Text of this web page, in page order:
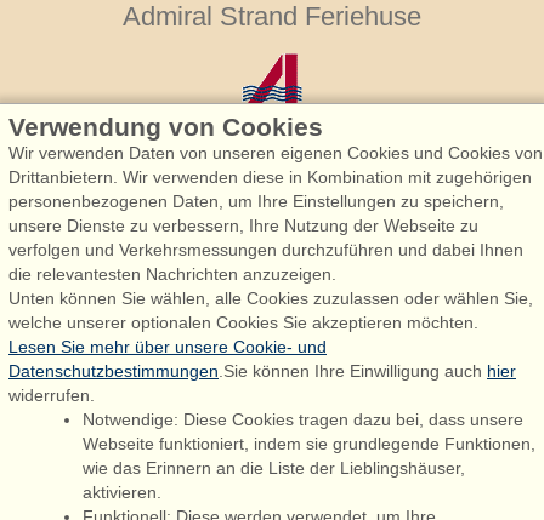
Admiral Strand Feriehuse
Admiral Strand Feriehuse, Lønne
Houstrupvej 170, Lønne
6830 Nørre Nebel
booking@admiralstrand.com
+45 70 60 87 78
Følg os på: Facebook
Verwendung von Cookies
Wir verwenden Daten von unseren eigenen Cookies und Cookies von
Drittanbietern. Wir verwenden diese in Kombination mit zugehörigen
personenbezogenen Daten, um Ihre Einstellungen zu speichern,
unsere Dienste zu verbessern, Ihre Nutzung der Webseite zu
verfolgen und Verkehrsmessungen durchzuführen und dabei Ihnen
die relevantesten Nachrichten anzuzeigen.
Unten können Sie wählen, alle Cookies zuzulassen oder wählen Sie,
welche unserer optionalen Cookies Sie akzeptieren möchten.
Lesen Sie mehr über unsere Cookie- und
Datenschutzbestimmungen .Sie können Ihre Einwilligung auch hier
widerrufen.
Notwendige: Diese Cookies tragen dazu bei, dass unsere
Webseite funktioniert, indem sie grundlegende Funktionen,
wie das Erinnern an die Liste der Lieblingshäuser,
aktivieren.